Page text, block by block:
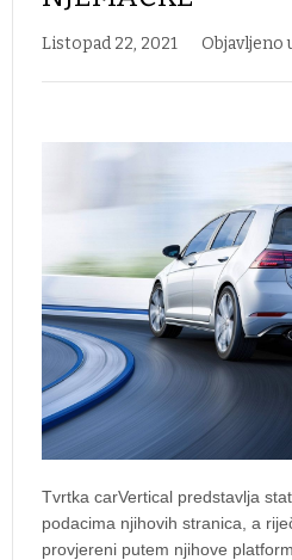
Listopad 22, 2021 Objavljeno
Tvrtka carVertical predstavlja
podacima njihovih stranica, a
provjereni putem njihove